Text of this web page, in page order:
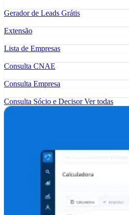
Gerador de Leads Grátis
Extensão
Lista de Empresas
Consulta CNAE
Consulta Empresa
Consulta Sócio e DecisorVer todas